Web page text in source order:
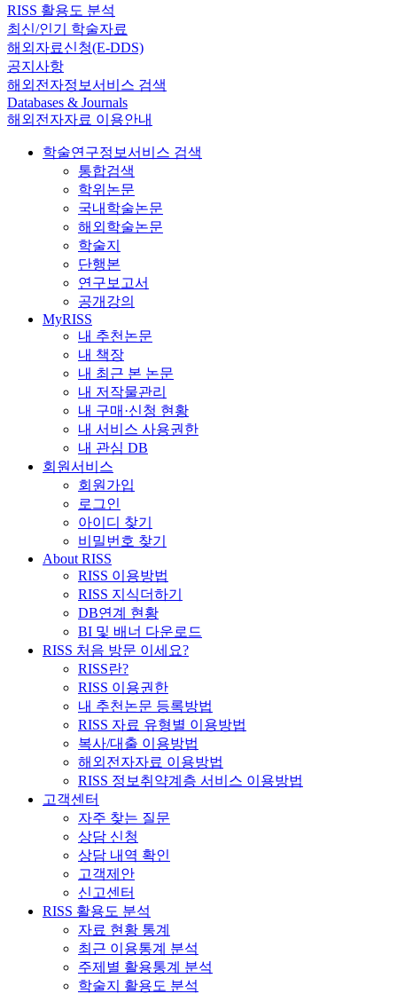
RISS 활용도 분석
최신/인기 학술자료
해외자료신청(E-DDS)
공지사항
해외전자정보서비스 검색
Databases & Journals
해외전자자료 이용안내
학술연구정보서비스 검색
통합검색
학위논문
국내학술논문
해외학술논문
학술지
단행본
연구보고서
공개강의
MyRISS
내 추천논문
내 책장
내 최근 본 논문
내 저작물관리
내 구매·신청 현황
내 서비스 사용권한
내 관심 DB
회원서비스
회원가입
로그인
아이디 찾기
비밀번호 찾기
About RISS
RISS 이용방법
RISS 지식더하기
DB연계 현황
BI 및 배너 다운로드
RISS 처음 방문 이세요?
RISS란?
RISS 이용권한
내 추천논문 등록방법
RISS 자료 유형별 이용방법
복사/대출 이용방법
해외전자자료 이용방법
RISS 정보취약계층 서비스 이용방법
고객센터
자주 찾는 질문
상담 신청
상담 내역 확인
고객제안
신고센터
RISS 활용도 분석
자료 현황 통계
최근 이용통계 분석
주제별 활용통계 분석
학술지 활용도 분석